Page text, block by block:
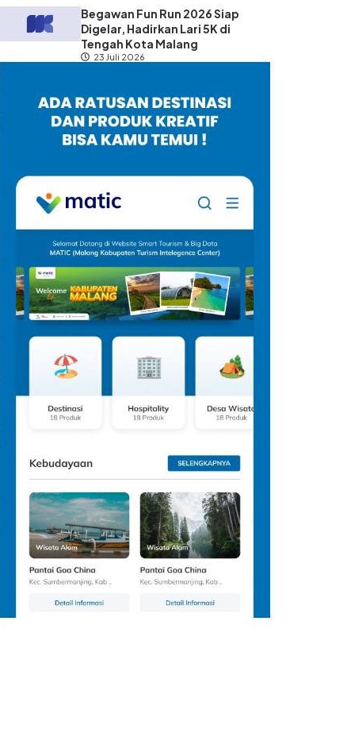
Begawan Fun Run 2026 Siap
Digelar, Hadirkan Lari 5K di
Tengah Kota Malang
23 Juli 2026